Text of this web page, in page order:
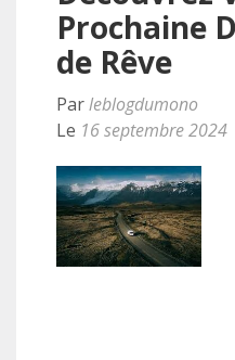
Prochaine
de Rêve
Parleblogdumono
Le 16 septembre 2024